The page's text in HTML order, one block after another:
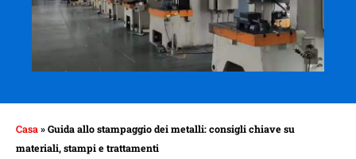
Casa »Guida allo stampaggio dei metalli: consigli chiave su
materiali, stampi e trattamenti